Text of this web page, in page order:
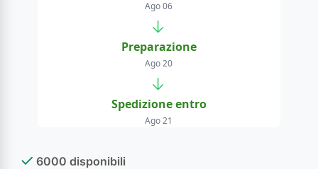
Ago 06
→
Preparazione
Ago 20
→
Spedizione entro
Ago 21
6000 disponibili